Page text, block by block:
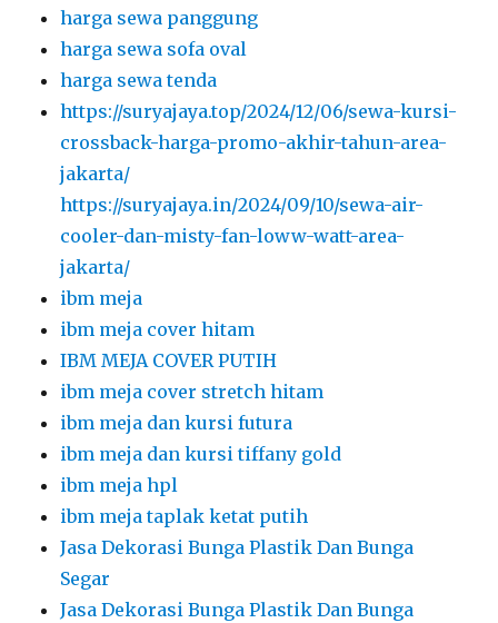
harga sewa panggung
harga sewa sofa oval
harga sewa tenda
https://suryajaya.top/2024/12/06/sewa-kursi-
crossback-harga-promo-akhir-tahun-area-
jakarta/
https://suryajaya.in/2024/09/10/sewa-air-
cooler-dan-misty-fan-loww-watt-area-
jakarta/
ibm meja
ibm meja cover hitam
IBM MEJA COVER PUTIH
ibm meja cover stretch hitam
ibm meja dan kursi futura
ibm meja dan kursi tiffany gold
ibm meja hpl
ibm meja taplak ketat putih
Jasa Dekorasi Bunga Plastik Dan Bunga
Segar
Jasa Dekorasi Bunga Plastik Dan Bunga